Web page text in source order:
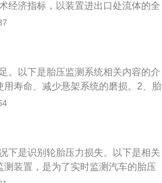
经济指标，以装置进出口处流体的全
（或其他装置）所消耗的机械能，与
用风机来说，压损越大，风机越小，
胎压监测系统：胎压监测系统简称“T
缩写。这种技术可以通过记录轮胎转
各种状况进行实时自动监测，能够为
。以下是胎压监测系统相关内容的介
寿命、减少悬架系统的磨损。2、胎
压和胎温是否出现异常。观察胎压不
气现象，或者同轴胎压相差过大。
查看四个轮子的轮胎压力传感器和诊
下是识别轮胎压力损失。以下是相关
装置，是为了实时监测汽车的胎压
时显示胎压数值，但是大部分都带有